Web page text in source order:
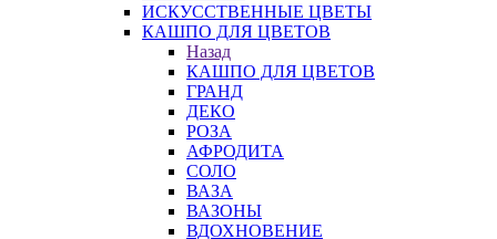
ИСКУССТВЕННЫЕ ЦВЕТЫ
КАШПО ДЛЯ ЦВЕТОВ
Назад
КАШПО ДЛЯ ЦВЕТОВ
ГРАНД
ДЕКО
РОЗА
АФРОДИТА
СОЛО
ВАЗА
ВАЗОНЫ
ВДОХНОВЕНИЕ